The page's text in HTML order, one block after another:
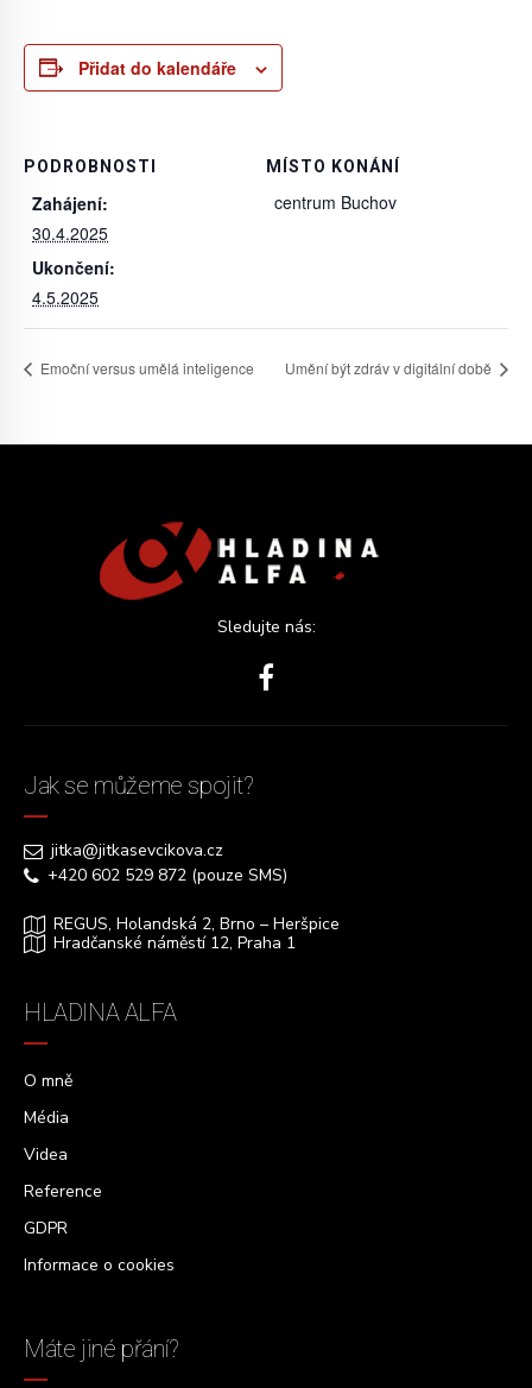
Přidat do kalendáře
PODROBNOSTI
Zahájení:
30.4.2025
Ukončení:
4.5.2025
MÍSTO KONÁNÍ
centrum Buchov
Emoční versus umělá inteligence Umění být zdráv v digitální době
Sledujte nás:
Jak se můžeme spojit?
jitka@jitkasevcikova.cz
+420 602 529 872 (pouze SMS)
REGUS, Holandská 2, Brno – Heršpice
Hradčanské náměstí 12, Praha 1
HLADINA ALFA
O mně
Média
Videa
Reference
GDPR
Informace o cookies
Máte jiné přání?